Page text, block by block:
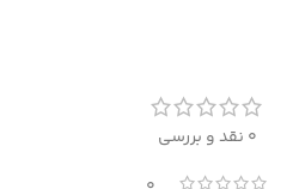
0 نقد و بررسی